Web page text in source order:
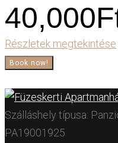
40,000
Részletek megtekintése
Book now!
Szálláshely típusa:
PA19001925